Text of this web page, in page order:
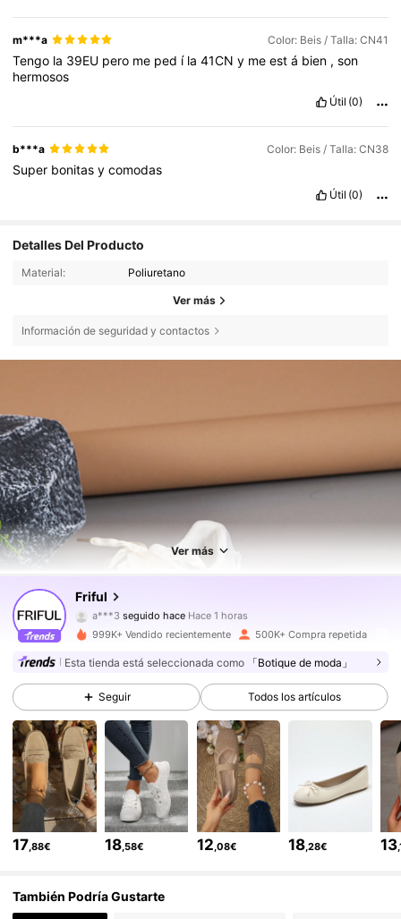
m***a Color: Beis / Talla: CN41
Tengo la 39EU pero me ped í la41CNy meestá bien ,son
hermosos
Útil (0)
b***a Color: Beis / Talla: CN38
Super bonitasycomodas
Útil (0)
Detalles Del Producto
Material: Poliuretano
Ver más
Información de seguridad y contactos
Ver más
Frifula***3
j***nestá navegando
4,82
620K Seguidores
4,82 620K Seguidores
4,82 620K Seguidores
4,82 620K Seguidores
999K+ Vendido recientemente 500K+ Compra repetida
Esta tienda está seleccionada como 「Botique de moda」
Seguir Todos los artículos
17,88€ 18,58€ 12,08€ 18,28€ 13
También Podría Gustarte